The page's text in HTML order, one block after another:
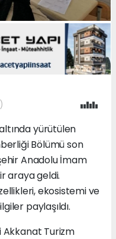
altında yürütülen
Bölümü son
Anadolu İmam
araya geldi.
ekosistemi ve
paylaşıldı.
Akkanat Turizm